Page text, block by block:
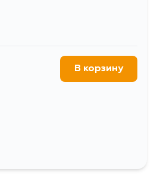
В корзину